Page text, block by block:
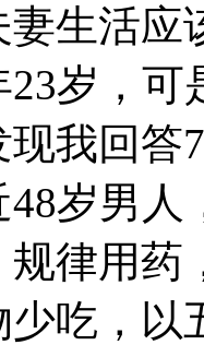
生活应
岁，
现我回答
岁男
律用药
少吃，